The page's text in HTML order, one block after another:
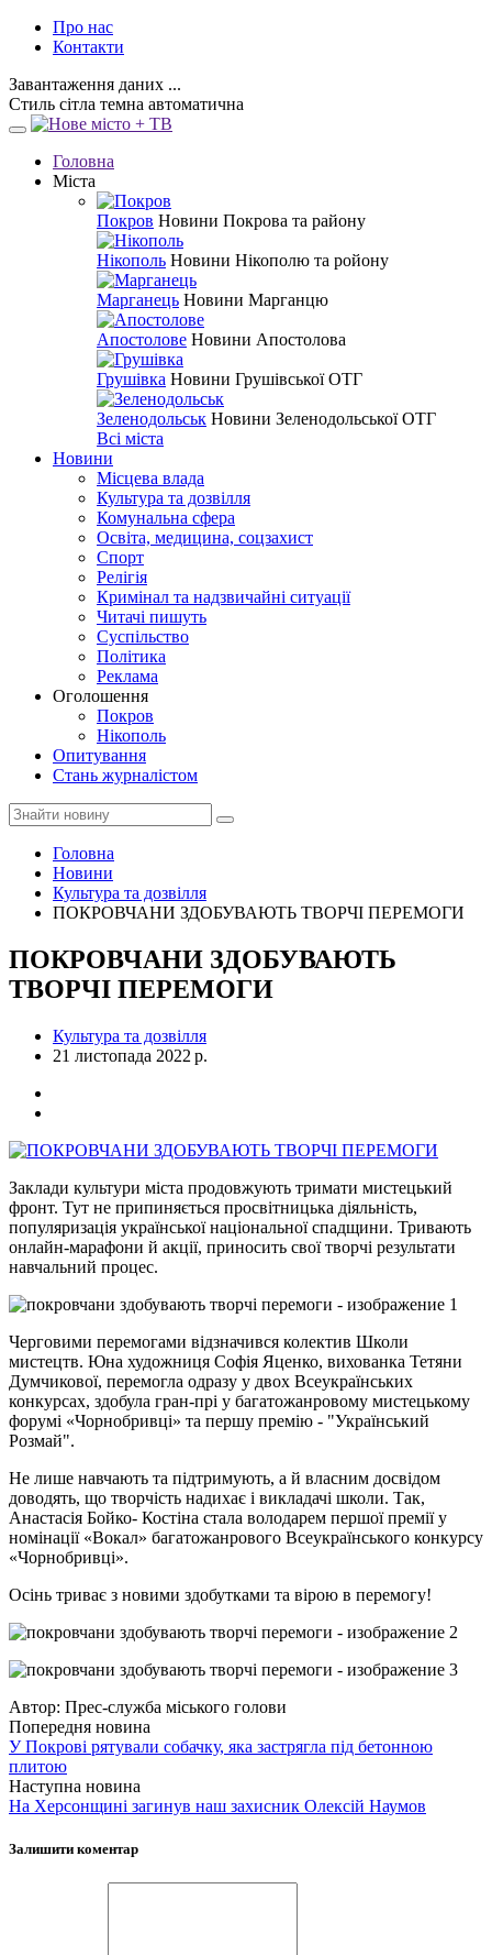
Про нас
Контакти
Завантаження даних ...
Стиль сітла темна автоматична
Головна
Міста
Покров Новини Покрова та району
Нікополь Новини Нікополю та ройону
Марганець Новини Марганцю
Апостолове Новини Апостолова
Грушівка Новини Грушівської ОТГ
Зеленодольськ Новини Зеленодольської ОТГ
Всі міста
Новини
Місцева влада
Культура та дозвілля
Комунальна сфера
Освіта, медицина, соцзахист
Спорт
Релігія
Кримінал та надзвичайні ситуації
Читачі пишуть
Суспільство
Політика
Реклама
Оголошення
Покров
Нікополь
Опитування
Стань журналістом
Головна
Новини
Культура та дозвілля
ПОКРОВЧАНИ ЗДОБУВАЮТЬ ТВОРЧІ ПЕРЕМОГИ
ПОКРОВЧАНИ ЗДОБУВАЮТЬ
ТВОРЧІ ПЕРЕМОГИ
Культура та дозвілля
21 листопада 2022 р.
Заклади культури міста продовжують тримати мистецький
фронт. Тут не припиняється просвітницька діяльність,
популяризація української національної спадщини. Тривають
онлайн-марафони й акції, приносить свої творчі результати
навчальний процес.
Черговими перемогами відзначився колектив Школи
мистецтв. Юна художниця Софія Яценко, вихованка Тетяни
Думчикової, перемогла одразу у двох Всеукраїнських
конкурсах, здобула гран-прі у багатожанровому мистецькому
форумі «Чорнобривці» та першу премію - "Український
Розмай".
Не лише навчають та підтримують, а й власним досвідом
доводять, що творчість надихає і викладачі школи. Так,
Анастасія Бойко- Костіна стала володарем першої премії у
номінації «Вокал» багатожанрового Всеукраїнського конкурсу
«Чорнобривці».
Осінь триває з новими здобутками та вірою в перемогу!
Автор: Прес-служба міського голови
Попередня новина
У Покрові рятували собачку, яка застрягла під бетонною
плитою
Наступна новина
На Херсонщині загинув наш захисник Олексій Наумов
Залишити коментар